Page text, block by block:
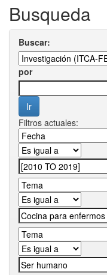
Busqueda
Buscar:
por
Filtros actuales: